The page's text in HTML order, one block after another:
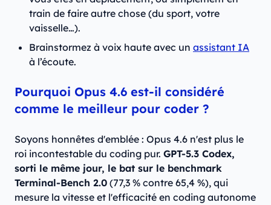
train de faire autre chose (du sport, votre
vaisselle…).
Brainstormez à voix haute avec un assistant IA
à l’écoute.
Pourquoi Opus 4.6 est-il considéré
comme le meilleur pour coder ?
Soyons honnêtes d'emblée : Opus 4.6 n'est plus le
roi incontestable du coding pur. GPT-5.3 Codex,
sorti le même jour, le bat sur le benchmark
Terminal-Bench 2.0 (77,3 % contre 65,4 %), qui
mesure la vitesse et l'efficacité en coding autonome